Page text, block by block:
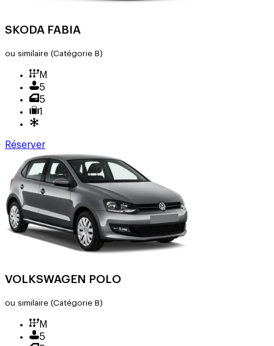
SKODA FABIA
ou similaire (Catégorie B)
M
5
5
1
Réserver
VOLKSWAGEN POLO
ou similaire (Catégorie B)
M
5